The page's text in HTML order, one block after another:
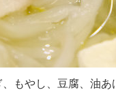
もやし、豆腐、油あ